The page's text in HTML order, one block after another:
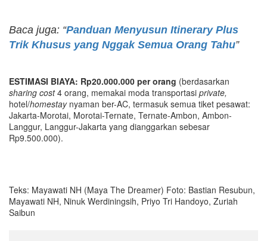
Baca juga: “Panduan Menyusun Itinerary Plus
Trik Khusus yang Nggak Semua Orang Tahu”
ESTIMASI BIAYA: Rp20.000.000 per orang (berdasarkan
sharing cost4 orang, memakai moda transportasi private,
hotel/homestaynyaman ber-AC, termasuk semua tiket pesawat:
Jakarta-Morotai, Morotai-Ternate, Ternate-Ambon, Ambon-
Langgur, Langgur-Jakarta yang dianggarkan sebesar
Rp9.500.000).
Teks: Mayawati NH (Maya The Dreamer) Foto: Bastian Resubun,
Mayawati NH, Ninuk Werdiningsih, Priyo Tri Handoyo, Zuriah
Saibun